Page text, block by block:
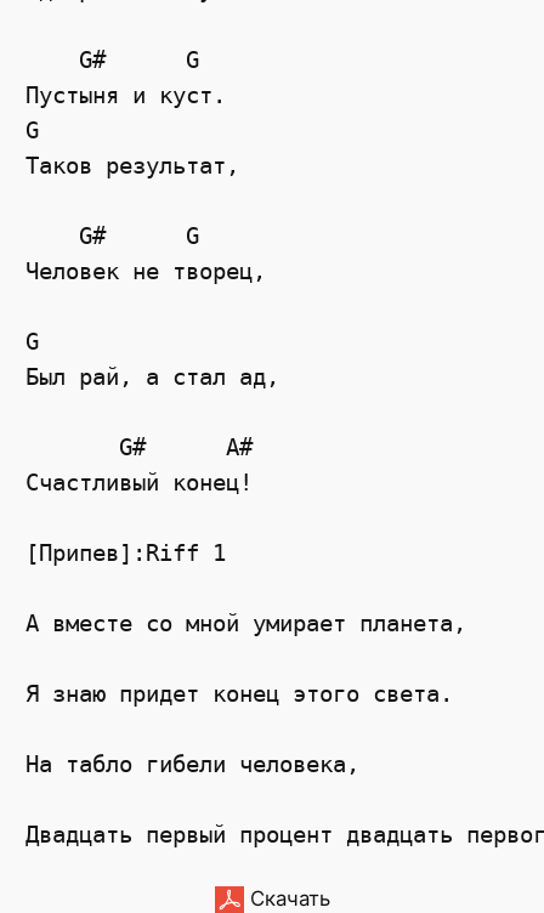
    G#      G
Пустыня и куст.
G
Таков результат,
    G#      G
Человек не творец,
G
Был рай, а стал ад,
       G#      A#
Счастливый конец!
[Припев]:Riff 1
А вместе со мной умирает планета,
Я знаю придет конец этого света.
На табло гибели человека,
Скачать